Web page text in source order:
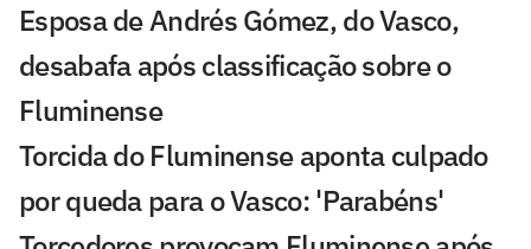
Esposa de Andrés Gómez, do Vasco,
desabafa após classificação sobre o
Fluminense
Torcida do Fluminense aponta culpado
por queda para o Vasco: 'Parabéns'